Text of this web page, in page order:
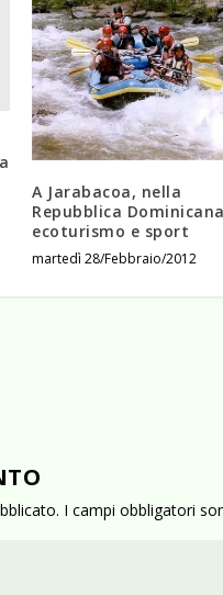
A Jarabacoa, nella
Repubblica
ecoturismo e sport
martedì 28/Febbraio/2012
I campi obbligatori